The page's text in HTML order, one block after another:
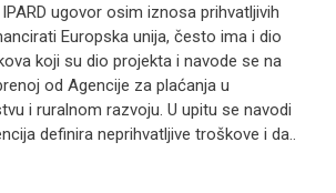
ugovor osim iznosa prihvatljivih
Europska unija, često ima i dio
koji su dio projekta i navode se na
od Agencije za plaćanja u
i ruralnom razvoju. U upitu se navodi
definira neprihvatljive troškove i da..